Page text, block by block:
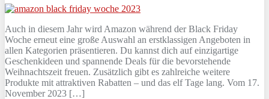
Auch in diesem Jahr wird Amazon während der Black Friday
Woche erneut eine große Auswahl an erstklassigen Angeboten in
allen Kategorien präsentieren. Du kannst dich auf einzigartige
Geschenkideen und spannende Deals für die bevorstehende
Weihnachtszeit freuen. Zusätzlich gibt es zahlreiche weitere
Produkte mit attraktiven Rabatten – und das elf Tage lang. Vom 17.
November 2023 […]